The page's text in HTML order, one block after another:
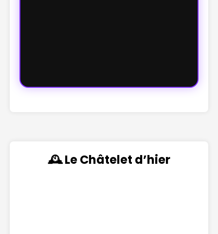
🕰️ Le Châtelet d’hier